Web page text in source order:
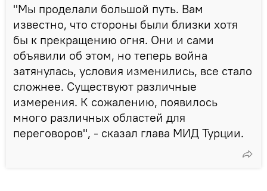
"Мы проделали большой путь. Вам
известно, что стороны были близки хотя
бы к прекращению огня. Они и сами
объявили об этом, но теперь война
затянулась, условия изменились, все стало
сложнее. Существуют различные
измерения. К сожалению, появилось
много различных областей для
переговоров", - сказал глава МИД Турции.